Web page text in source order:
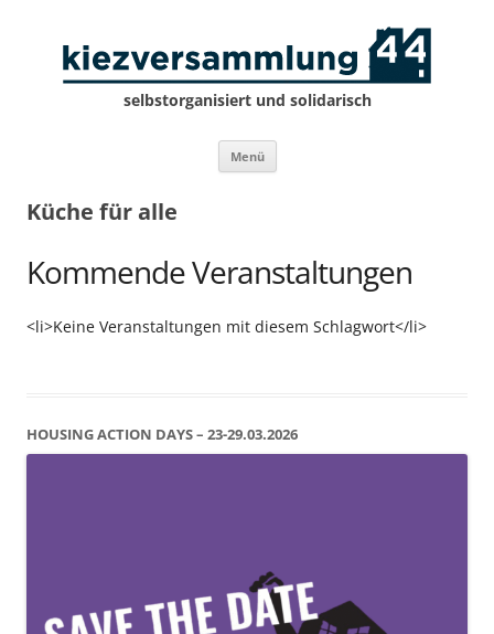
selbstorganisiert und solidarisch
Menü Zum
springen
Küche für alle
Kommende Veranstaltungen
<li>Keine Veranstaltungen mit diesem Schlagwort</li>
HOUSING ACTION DAYS – 23-29.03.2026